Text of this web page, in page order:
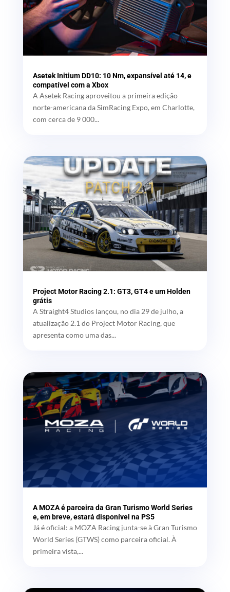
Asetek Initium DD10: 10 Nm, expansível até 14, e
compatível com a Xbox
A Asetek Racing aproveitou a primeira edição
norte-americana da SimRacing Expo, em Charlotte,
com cerca de 9 000...
Project Motor Racing 2.1: GT3, GT4 e um Holden
grátis
A Straight4 Studios lançou, no dia 29 de julho, a
atualização 2.1 do Project Motor Racing, que
apresenta como uma das...
A MOZA é parceira da Gran Turismo World Series
e, em breve, estará disponível na PS5
Já é oficial: a MOZA Racing junta-se à Gran Turismo
World Series (GTWS) como parceira oficial. À
primeira vista,...